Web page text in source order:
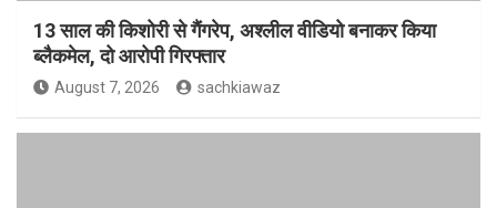
13 साल की किशोरी से गैंगरेप, अश्लील वीडियो बनाकर किया
ब्लैकमेल, दो आरोपी गिरफ्तार
August 7, 2026 sachkiawaz